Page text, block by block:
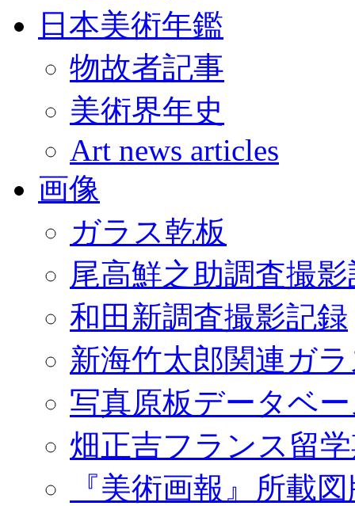
日本美術年鑑
物故者記事
美術界年史
Art news articles
画像
ガラス乾板
尾高鮮之助調査撮
和田新調査撮影記録
新海竹太郎関連ガ
写真原板データベ
畑正吉フランス留
『美術画報』所載